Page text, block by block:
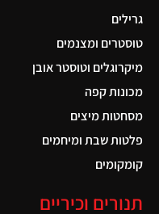
גרילים
טוסטרים ומצנמים
מיקרוגלים וטוסטר אובן
מכונות קפה
מסחטות מיצים
פלטות שבת ומיחמים
קומקומים
תנורים וכיריים